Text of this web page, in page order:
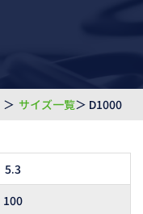
＞ サイズ一覧＞ D1000
5.3
100